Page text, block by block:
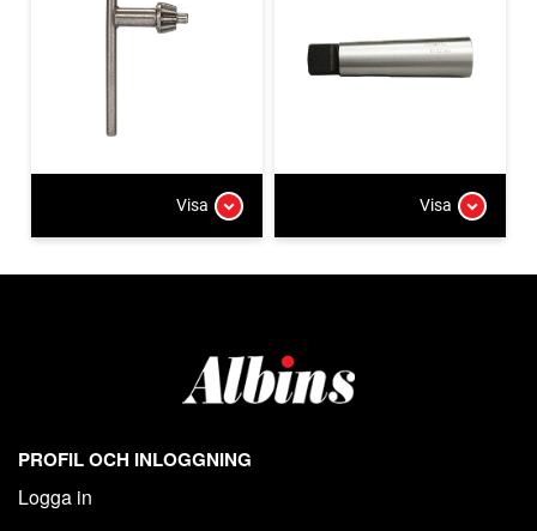
Visa Visa
PROFIL OCH INLOGGNING
Logga in